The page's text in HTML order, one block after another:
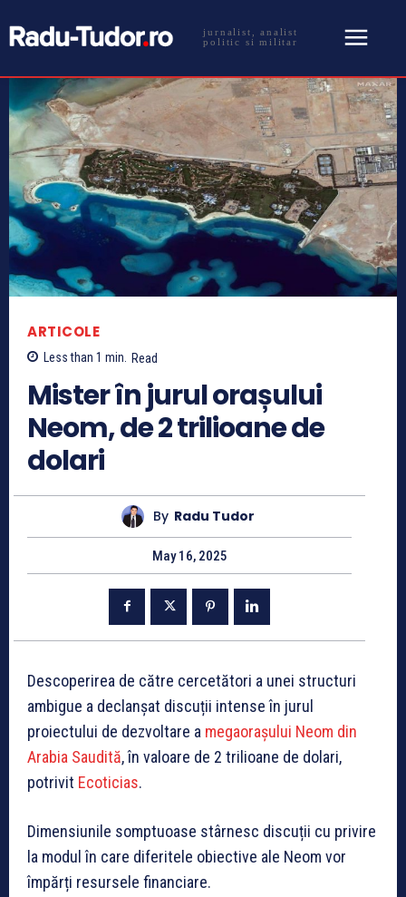
jurnalist, analist
politic si militar
ARTICOLE
Less than 1 min. Read
Mister în jurul orașului
Neom, de 2 trilioane de
dolari
By Radu Tudor
May 16, 2025
Descoperirea de către cercetători a unei structuri
ambigue a declanșat discuții intense în jurul
proiectului de dezvoltare a megaorașului Neom din
Arabia Saudită, în valoare de 2 trilioane de dolari,
potrivit Ecoticias.
Dimensiunile somptuoase stârnesc discuții cu privire
la modul în care diferitele obiective ale Neom vor
împărți resursele financiare.